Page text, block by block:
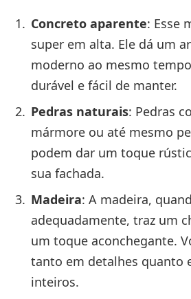
Concreto aparente: Esse
super em alta. Ele dá um
moderno ao mesmo
durável e fácil de manter.
Pedras naturais: Pedras
mármore ou até mesmo
podem dar um toque
sua fachada.
Madeira: A madeira,
adequadamente, traz um
um toque aconchegante.
tanto em detalhes quanto
inteiros.